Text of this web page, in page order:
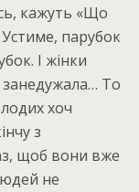
кажуть «Що
парубок
І жінки
занедужала… То
хоч
з
щоб вони вже
не